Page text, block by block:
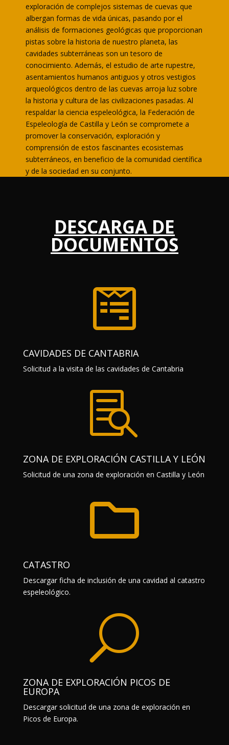
exploración de complejos sistemas de cuevas que
albergan formas de vida únicas, pasando por el
análisis de formaciones geológicas que proporcionan
pistas sobre la historia de nuestro planeta, las
cavidades subterráneas son un tesoro de
conocimiento. Además, el estudio de arte rupestre,
asentamientos humanos antiguos y otros vestigios
arqueológicos dentro de las cuevas arroja luz sobre
la historia y cultura de las civilizaciones pasadas. Al
respaldar la ciencia espeleológica, la Federación de
Espeleología de Castilla y León se compromete a
promover la conservación, exploración y
comprensión de estos fascinantes ecosistemas
subterráneos, en beneficio de la comunidad científica
y de la sociedad en su conjunto.
DESCARGA DE
DOCUMENTOS

CAVIDADES DE CANTABRIA
Solicitud a la visita de las cavidades de Cantabria

ZONA DE EXPLORACIÓN CASTILLA Y LEÓN
Solicitud de una zona de exploración en Castilla y León

CATASTRO
Descargar ficha de inclusión de una cavidad al catastro
espeleológico.
U
ZONA DE EXPLORACIÓN PICOS DE
EUROPA
Descargar solicitud de una zona de exploración en
Picos de Europa.